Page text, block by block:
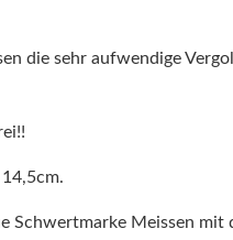
die sehr aufwendige
Schwertmarke Meissen mit